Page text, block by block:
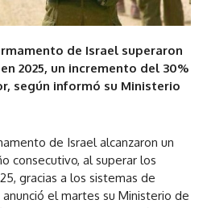
de Israel superaron
2025, un incremento del 30%
según informó su Ministerio
de Israel alcanzaron un
consecutivo, al superar los
gracias a los sistemas de
el martes su Ministerio de